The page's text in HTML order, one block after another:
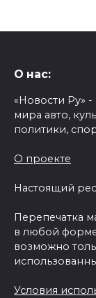
О нас:
«Новости Ру»
мира авто,
политики,
О проекте
Настоящий
Перепечатка
в любой
возможно
Условия